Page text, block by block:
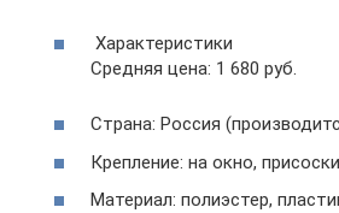
Характеристики
Средняя цена: 1 680 руб.
Страна: Россия
Крепление: на окно, присоски
Материал: полиэстер,